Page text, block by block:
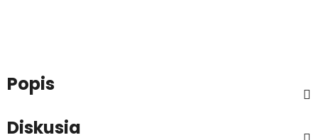
Popis
Diskusia